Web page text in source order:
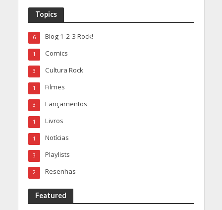
Topics
Blog 1-2-3 Rock!
6
Comics
1
Cultura Rock
3
Filmes
1
Lançamentos
3
Livros
1
Notícias
1
Playlists
3
Resenhas
2
Featured